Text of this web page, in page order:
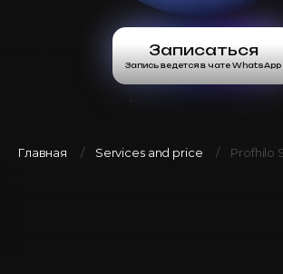
Записаться
Запись ведется в чате WhatsApp
Главная Services and price Profhilo